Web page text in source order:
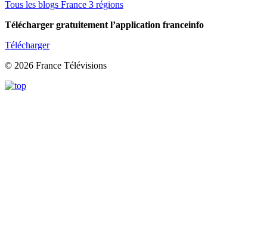
Tous les blogs France 3 régions
Télécharger gratuitement l’application franceinfo
Télécharger
© 2026 France Télévisions